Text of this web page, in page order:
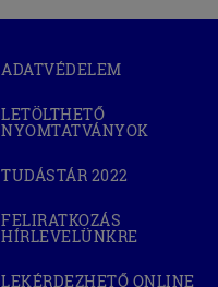
ADATVÉDELEM
LETÖLTHETŐ
NYOMTATVÁNYOK
TUDÁSTÁR 2022
WINDOW)
FELIRATKOZÁS
HÍRLEVELÜNKRE
LEKÉRDEZHETŐ ONLINE